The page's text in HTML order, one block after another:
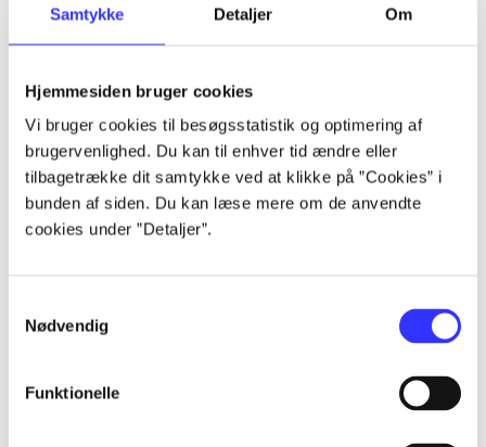
Samtykke Detaljer Om
Hjemmesiden bruger cookies
Vi bruger cookies til besøgsstatistik og optimering af
brugervenlighed. Du kan til enhver tid ændre eller
tilbagetrække dit samtykke ved at klikke på ”Cookies” i
bunden af siden. Du kan læse mere om de anvendte
cookies under ”Detaljer”.
Nødvendig
Funktionelle
...
...
...